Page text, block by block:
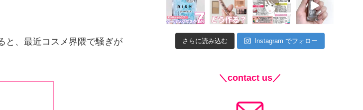
と、最近コスメ界隈で騒ぎが
さらに読み込む Instagram でフォロー
＼contact us／